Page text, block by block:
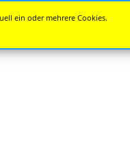
ein oder mehrere Cookies.